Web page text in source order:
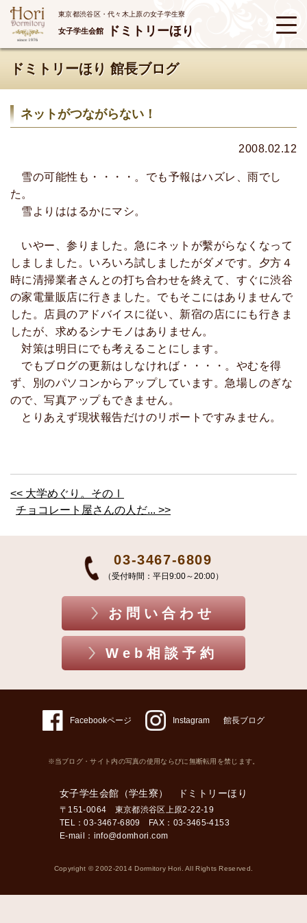
東京都渋谷区・代々木上原の女子学生寮
女子学生会館 ドミトリーほり
ドミトリーほり 館長ブログ
ネットがつながらない！
2008.02.12
雪の可能性も・・・・。でも予報はハズレ、雨でし
た。
雪よりははるかにマシ。
いやー、参りました。急にネットが繫がらなくなって
しましました。いろいろ試しましたがダメです。夕方４
時に清掃業者さんとの打ち合わせを終えて、すぐに渋谷
の家電量販店に行きました。でもそこにはありませんで
した。店員のアドバイスに従い、新宿の店ににも行きま
したが、求めるシナモノはありません。
対策は明日にでも考えることにします。
でもブログの更新はしなければ・・・・。やむを得
ず、別のパソコンからアップしています。急場しのぎな
ので、写真アップもできません。
とりあえず現状報告だけのリポートですみません。
<< 大学めぐり。そのⅠ
チョコレート屋さんの人だ... >>
03-3467-6809
（受付時間：平日9:00～20:00）
お問い合わせ
Web相談予約
Facebookページ Instagram 館長ブログ
※当ブログ・サイト内の写真の使用ならびに無断転用を禁じます。
女子学生会館（学生寮） ドミトリーほり
〒151-0064 東京都渋谷区上原2-22-19
TEL：03-3467-6809 FAX：03-3465-4153
E-mail： info@domhori.com
Copyright © 2002-2014 Dormitory Hori. All Rights Reserved.